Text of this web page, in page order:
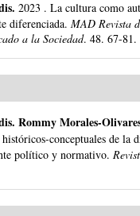
. 2023 . La cultura como
diferenciada. MAD Revista
a la Sociedad. 48. 67-81.
. Rommy Morales-
históricos-conceptuales de la
político y normativo.